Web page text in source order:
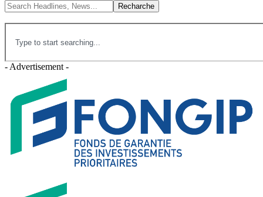
- Advertisement -